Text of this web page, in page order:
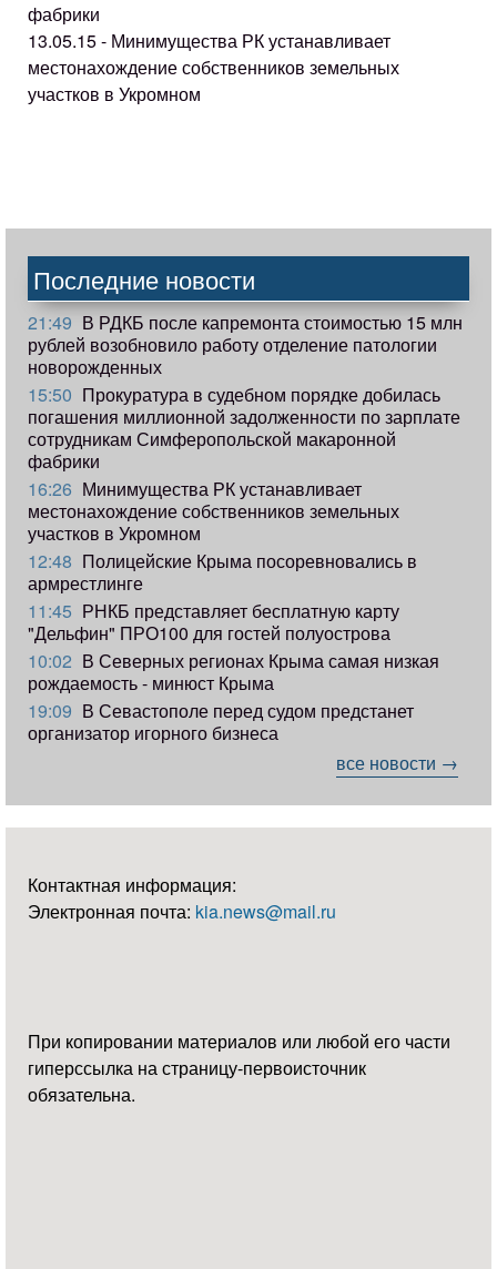
фабрики
13.05.15 - Минимущества РК устанавливает
местонахождение собственников земельных
участков в Укромном
Последние новости
21:49 В РДКБ после капремонта стоимостью 15 млн
рублей возобновило работу отделение патологии
новорожденных
15:50 Прокуратура в судебном порядке добилась
погашения миллионной задолженности по зарплате
сотрудникам Симферопольской макаронной
фабрики
16:26 Минимущества РК устанавливает
местонахождение собственников земельных
участков в Укромном
12:48 Полицейские Крыма посоревновались в
армрестлинге
11:45 РНКБ представляет бесплатную карту
"Дельфин" ПРО100 для гостей полуострова
10:02 В Северных регионах Крыма самая низкая
рождаемость - минюст Крыма
19:09 В Севастополе перед судом предстанет
организатор игорного бизнеса
все новости →
Контактная информация:
Электронная почта: kia.news@mail.ru
При копировании материалов или любой его части
гиперссылка на страницу-первоисточник
обязательна.